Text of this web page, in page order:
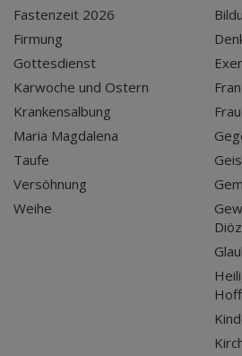
Fastenzeit 2026
Firmung
Gottesdienst
Karwoche und Ostern
Krankensalbung
Maria Magdalena
Taufe
Versöhnung
Weihe